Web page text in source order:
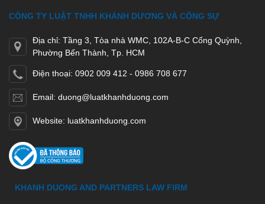
CÔNG TY LUẬT TNHH KHÁNH DƯƠNG VÀ CỘNG SỰ
Địa chỉ: Tầng 3, Tòa nhà WMC, 102A-B-C Cống Quỳnh,
Phường Bến Thành, Tp. HCM
Điện thoại: 0902 009 412 - 0986 708 677
Email: duong@luatkhanhduong.com
Website: luatkhanhduong.com
KHANH DUONG AND PARTNERS LAW FIRM